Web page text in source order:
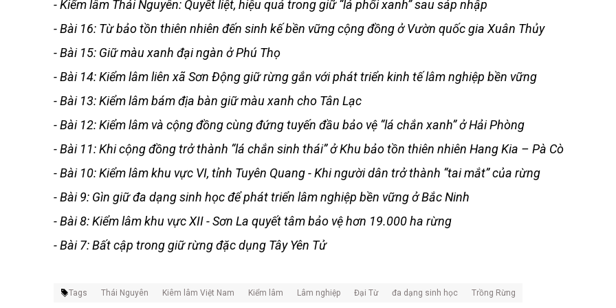
-Kiểm lâm Thái Nguyên: Quyết liệt, hiệu quả trong giữ “lá phổi xanh” sau sáp nhập
-Bài 16: Từ bảo tồn thiên nhiên đến sinh kế bền vững cộng đồng ở Vườn quốc gia Xuân Thủy
-Bài 15: Giữ màu xanh đại ngàn ở Phú Thọ
-Bài 14: Kiểm lâm liên xã Sơn Động giữ rừng gắn với phát triển kinh tế lâm nghiệp bền vững
-Bài 13: Kiểm lâm bám địa bàn giữ màu xanh cho Tân Lạc
-Bài 12: Kiểm lâm và cộng đồng cùng đứng tuyến đầu bảo vệ “lá chắn xanh” ở Hải Phòng
-Bài 11: Khi cộng đồng trở thành “lá chắn sinh thái” ở Khu bảo tồn thiên nhiên Hang Kia – Pà Cò
-Bài 10: Kiểm lâm khu vực VI, tỉnh Tuyên Quang - Khi người dân trở thành “tai mắt” của rừng
-Bài 9: Gìn giữ đa dạng sinh học để phát triển lâm nghiệp bền vững ở Bắc Ninh
-Bài 8: Kiểm lâm khu vực XII - Sơn La quyết tâm bảo vệ hơn 19.000 ha rừng
-Bài 7: Bất cập trong giữ rừng đặc dụng Tây Yên Tử
Tags Thái Nguyên Kiêm lâm Việt Nam Kiểm lâm Lâm nghiệp Đại Từ đa dạng sinh học Trồng Rừng